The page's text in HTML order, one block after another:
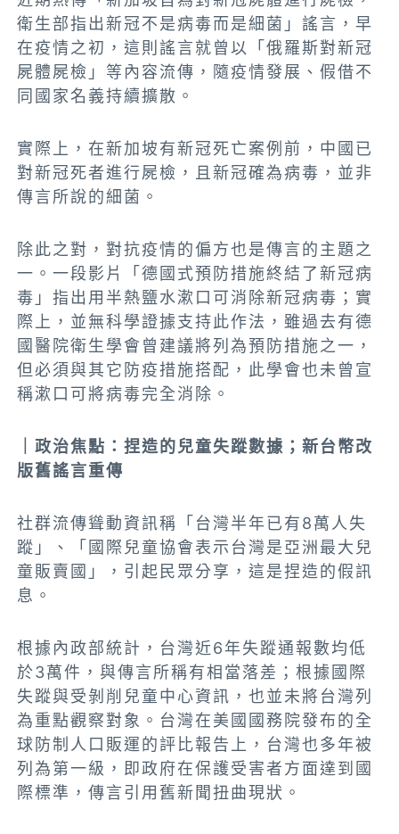
衛生部指出新冠不是病毒而是細菌」謠言，早
在疫情之初，這則謠言就曾以「俄羅斯對新冠
屍體屍檢」等內容流傳，隨疫情發展、假借不
同國家名義持續擴散。
實際上，在新加坡有新冠死亡案例前，中國已
對新冠死者進行屍檢，且新冠確為病毒，並非
傳言所說的細菌。
除此之對，對抗疫情的偏方也是傳言的主題之
一。一段影片「德國式預防措施終結了新冠病
毒」指出用半熱鹽水漱口可消除新冠病毒；實
際上，並無科學證據支持此作法，雖過去有德
國醫院衛生學會曾建議將列為預防措施之一，
但必須與其它防疫措施搭配，此學會也未曾宣
稱漱口可將病毒完全消除。
｜政治焦點：捏造的兒童失蹤數據；新台幣改
版舊謠言重傳
社群流傳聳動資訊稱「台灣半年已有8萬人失
蹤」、「國際兒童協會表示台灣是亞洲最大兒
童販賣國」，引起民眾分享，這是捏造的假訊
息。
根據內政部統計，台灣近6年失蹤通報數均低
於3萬件，與傳言所稱有相當落差；根據國際
失蹤與受剝削兒童中心資訊，也並未將台灣列
為重點觀察對象。台灣在美國國務院發布的全
球防制人口販運的評比報告上，台灣也多年被
列為第一級，即政府在保護受害者方面達到國
際標準，傳言引用舊新聞扭曲現狀。